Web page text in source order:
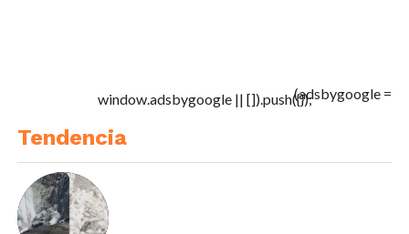
(adsbygoogle =
window.adsbygoogle || []).push({});
Tendencia